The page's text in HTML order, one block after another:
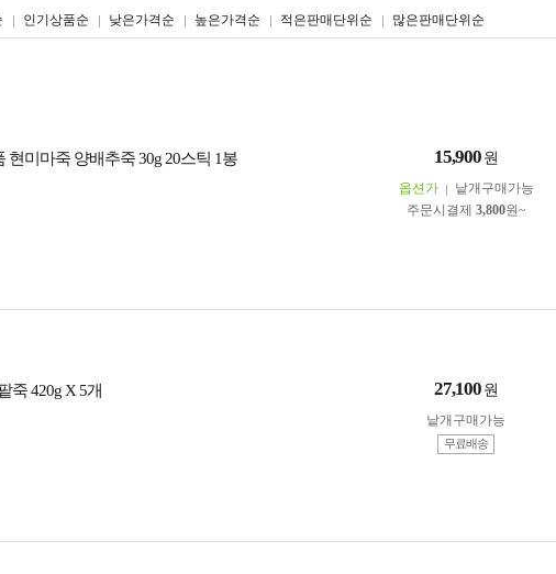
인기상품순 낮은가격순 높은가격순 적은판매단위순 많은판매단위순
리스트형갤러리형
현미마죽 양배추죽 30g 20스틱 1봉 15,900 원
옵션가
낱개구매가능
주문시결제 3,800원~
죽 420g X 5개 27,100 원
낱개구매가능
무료배송